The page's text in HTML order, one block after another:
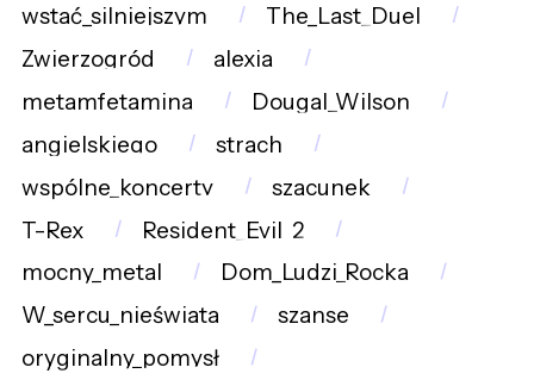
wstać_silniejszym
The_Last_Duel
Zwierzogród
alexia
metamfetamina
Dougal_Wilson
angielskiego
strach
wspólne_koncerty
szacunek
T-Rex
Resident_Evil_2
mocny_metal
Dom_Ludzi_Rocka
W_sercu_nieświata
szanse
oryginalny_pomysł